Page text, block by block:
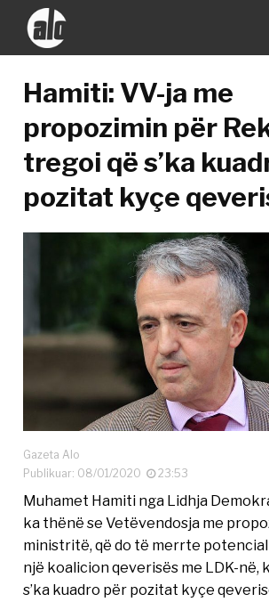
Hamiti: VV-ja me
propozimin për
tregoi që s’ka
pozitat kyçe
Gazeta Alo
Publikuar: 08/01/2020
23:53
Muhamet Hamiti nga Lidhja
ka thënë se Vetëvendosja me
ministritë, që do të merrte
një koalicion qeverisës me LDK-në,
s’ka kuadro për pozitat kyçe